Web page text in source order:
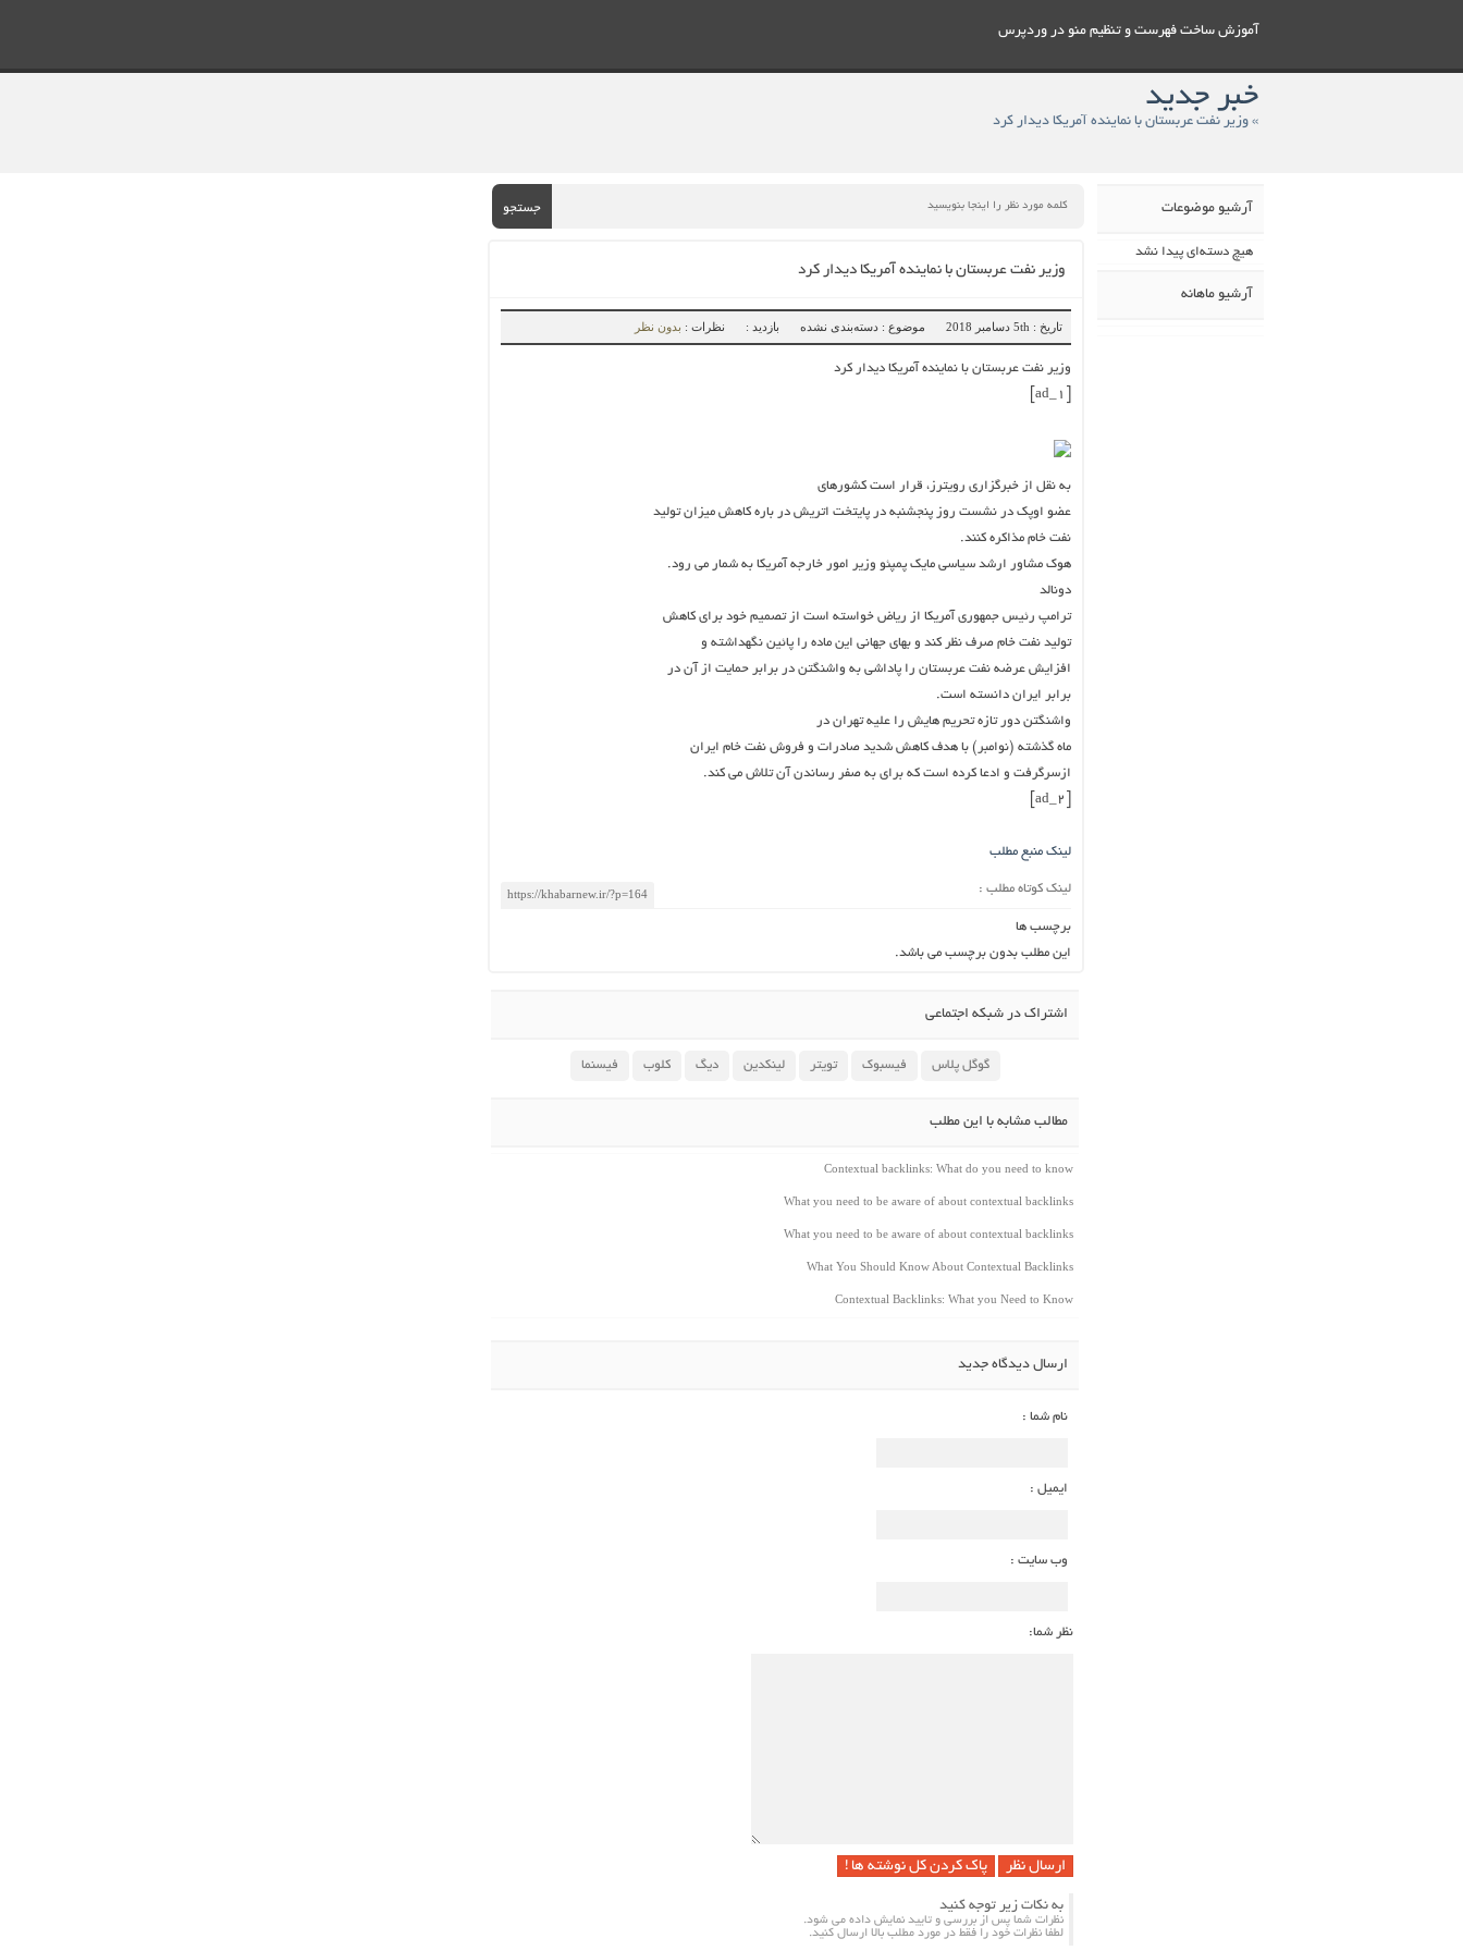
آموزش ساخت فهرست و تنظيم منو در وردپرس
خبر جدید
» وزیر نفت عربستان با نماینده آمریکا دیدار کرد
جستجو
وزیر نفت عربستان با نماینده آمریکا دیدار کرد
تاریخ : 5th دسامبر 2018 موضوع : دسته‌بندی نشده بازدید : نظرات : بدون نظر
وزیر نفت عربستان با نماینده آمریکا دیدار کرد
به نقل از خبرگزاری رویترز، قرار است کشورهای
عضو اوپک در نشست روز پنجشنبه در پایتخت اتریش در باره کاهش میزان تولید
نفت خام مذاکره کنند.
هوک مشاور ارشد سیاسی مایک پمپئو وزیر امور خارجه آمریکا به شمار می رود.
دونالد
ترامپ رئیس جمهوری آمریکا از ریاض خواسته است از تصمیم خود برای کاهش
تولید نفت خام صرف نظر کند و بهای جهانی این ماده را پائین نگهداشته و
افزایش عرضه نفت عربستان را پاداشی به واشنگتن در برابر حمایت از آن در
برابر ایران دانسته است.
واشنگتن دور تازه تحریم هایش را علیه تهران در
ماه گذشته (نوامبر) با هدف کاهش شدید صادرات و فروش نفت خام ایران
ازسرگرفت و ادعا کرده است که برای به صفر رساندن آن تلاش می کند.
لینک منبع مطلب
لینک کوتاه مطلب :
برچسب ها
این مطلب بدون برچسب می باشد.
اشتراک در شبکه اجتماعی
گوگل پلاس فیسبوک تویتر لینکدین دیگ کلوب فیسنما
مطالب مشابه با این مطلب
Contextual backlinks: What do you need to know
What you need to be aware of about contextual backlinks
What you need to be aware of about contextual backlinks
What You Should Know About Contextual Backlinks
Contextual Backlinks: What you Need to Know
ارسال دیدگاه جدید
نام شما :
ایمیل :
وب سایت :
نظر شما:
پاک کردن کل نوشته ها !
به نکات زیر توجه کنید
نظرات شما پس از بررسی و تایید نمایش داده می شود.
لطفا نظرات خود را فقط در مورد مطلب بالا ارسال کنید.
آرشیو موضوعات
هیچ دسته‌ای پیدا نشد
آرشیو ماهانه